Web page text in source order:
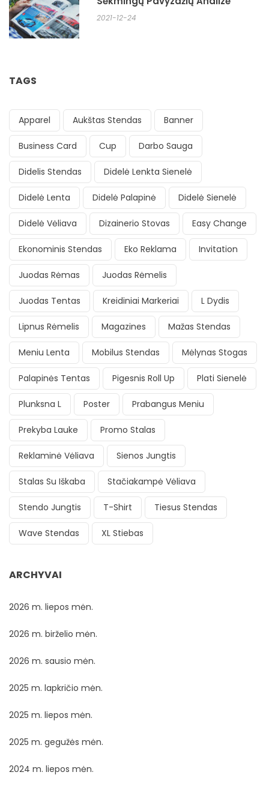
2021-12-24
TAGS
Apparel Aukštas Stendas Banner
Business Card Cup Darbo Sauga
Didelis Stendas Didelė Lenkta Sienelė
Didelė Lenta Didelė Palapinė Didelė Sienelė
Didelė Vėliava Dizainerio Stovas Easy Change
Ekonominis Stendas Eko Reklama Invitation
Juodas Rėmas Juodas Rėmelis
Juodas Tentas Kreidiniai Markeriai L Dydis
Lipnus Rėmelis Magazines Mažas Stendas
Meniu Lenta Mobilus Stendas Mėlynas Stogas
Palapinės Tentas Pigesnis Roll Up Plati Sienelė
Plunksna L Poster Prabangus Meniu
Prekyba Lauke Promo Stalas
Reklaminė Vėliava Sienos Jungtis
Stalas Su Iškaba Stačiakampė Vėliava
Stendo Jungtis T-Shirt Tiesus Stendas
Wave Stendas XL Stiebas
ARCHYVAI
2026 m. liepos mėn.
2026 m. birželio mėn.
2026 m. sausio mėn.
2025 m. lapkričio mėn.
2025 m. liepos mėn.
2025 m. gegužės mėn.
2024 m. liepos mėn.